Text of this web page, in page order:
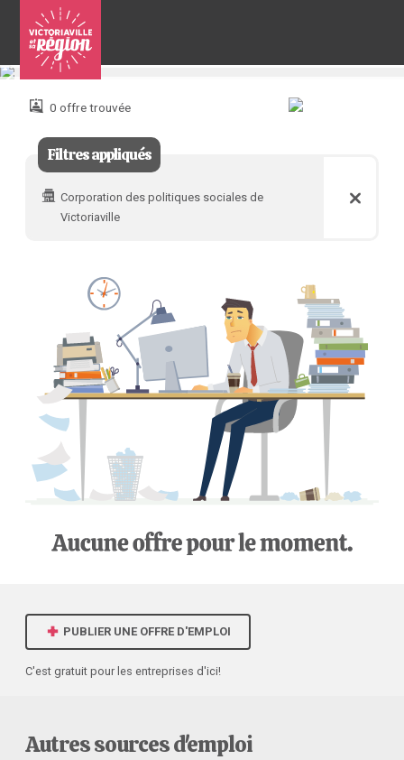
Pour
joindre 0 offre trouvée
Filtres appliqués
Corporation des politiques sociales de
Victoriaville
PUBLIER UNE OFFRE D'EMPLOI
C'est gratuit pour les entreprises d'ici!
Autres sources d'emploi